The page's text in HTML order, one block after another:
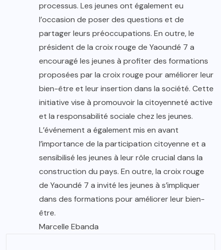
processus. Les jeunes ont également eu
l’occasion de poser des questions et de
partager leurs préoccupations. En outre, le
président de la croix rouge de Yaoundé 7 a
encouragé les jeunes à profiter des formations
proposées par la croix rouge pour améliorer leur
bien-être et leur insertion dans la société. Cette
initiative vise à promouvoir la citoyenneté active
et la responsabilité sociale chez les jeunes.
L’événement a également mis en avant
l’importance de la participation citoyenne et a
sensibilisé les jeunes à leur rôle crucial dans la
construction du pays. En outre, la croix rouge
de Yaoundé 7 a invité les jeunes à s’impliquer
dans des formations pour améliorer leur bien-
être.
Marcelle Ebanda